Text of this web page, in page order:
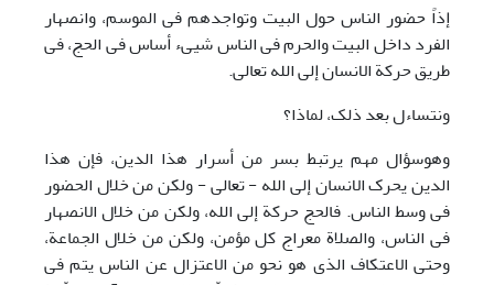
إذاً حضور الناس حول البیت وتواجدهم فی الموسم، وانصهار
الفرد داخل البیت والحرم فی الناس شییء أساس فی الحج، فی
طریق حرکة الانسان إلی الله تعالی.
ونتساءل بعد ذلک، لماذا؟
وهوسؤال مهم یرتبط بسر من أسرار هذا الدین، فإن هذا
الدین یحرک الانسان إلی الله - تعالی - ولکن من خلال الحضور
فی وسط الناس. فالحج حرکة إلی الله، ولکن من خلال الانصهار
فی الناس، والصلاة معراج کل مؤمن، ولکن من خلال الجماعة،
وحتی الاعتکاف الذی هو نحو من الاعتزال عن الناس یتم فی